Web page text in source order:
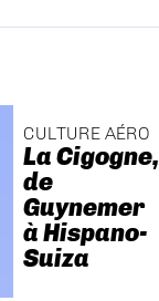
CULTURE AÉRO
La Cigogne,
de
Guynemer
à Hispano-
Suiza